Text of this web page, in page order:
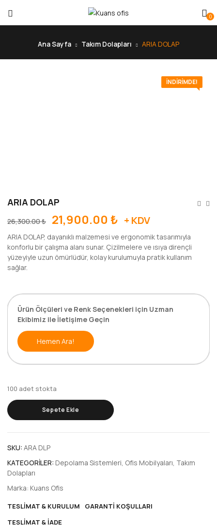
0
Ana Sayfa Takım Dolapları ARIA DOLAP
İNDIRIMDE!
ARIA DOLAP
26,300.00₺ 21,900.00 ₺ + KDV
ARIA DOLAP, dayanıklı malzemesi ve ergonomik tasarımıyla
konforlu bir çalışma alanı sunar. Çizilmelere ve ısıya dirençli
yüzeyiyle uzun ömürlüdür, kolay kurulumuyla pratik kullanım
sağlar.
Ürün Ölçüleri ve Renk Seçenekleri için Uzman
Ekibimiz ile İletişime Geçin
Hemen Ara!
100 adet stokta
Sepete Ekle
SKU: ARA DLP
KATEGORILER: Depolama Sistemleri Ofis Mobilyaları Takım
Dolapları
Marka: Kuans Ofis
TESLIMAT & KURULUM
GARANTI KOŞULLARI
TESLIMAT & İADE